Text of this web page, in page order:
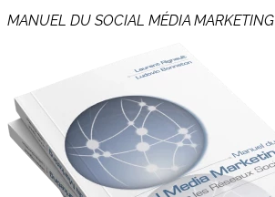
MANUEL DU SOCIAL MÉDIA MARKETING